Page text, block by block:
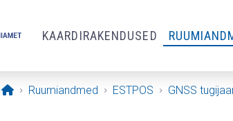
KAARDIRAKENDUSED
Avaleht
Ruumiandmed ESTPOS GNSS